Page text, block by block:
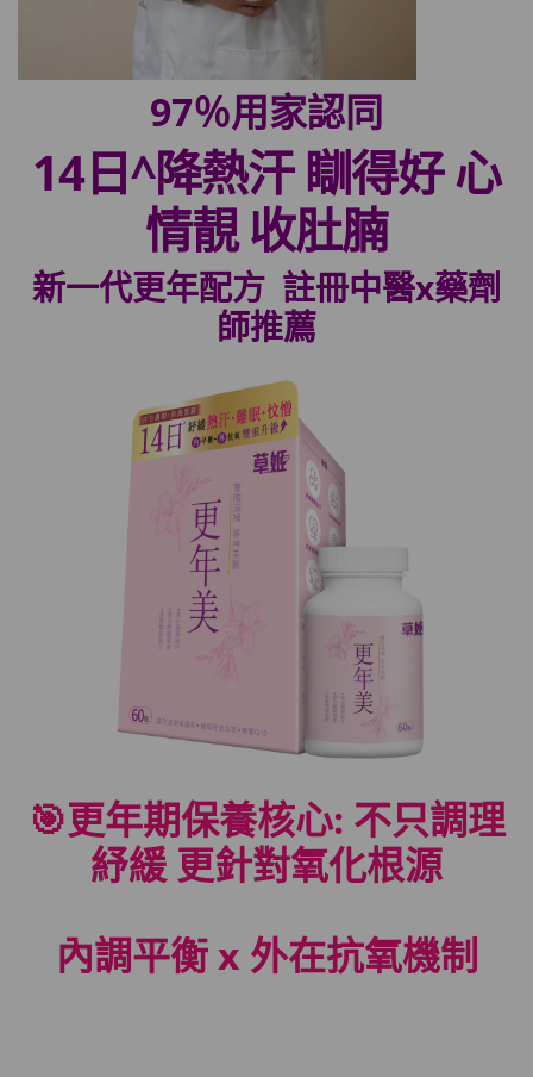
97％用家認同
14日^降熱汗 瞓得好心
情靚 收肚腩
新一代更年配方 註冊中醫x藥劑
師推薦
🎯更年期保養核心: 不只調理
紓緩 更針對氧化根源
內調平衡x 外在抗氧機制